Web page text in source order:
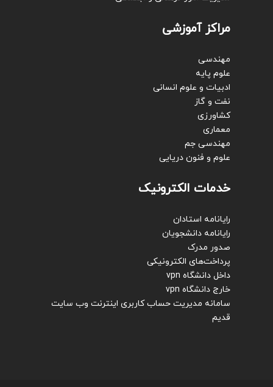
مراکز آموزشی
مهندسی
علوم پایه
ادبیات و علوم انسانی
نفت و گاز
کشاورزی
معماری
مهندسی جم
علوم و فنون دریایی
خدمات الکترونیک
رایانامه استادان
رایانامه دانشجویان
صدور مدرک
پرداخت‌های الکترونیکی
داخل دانشگاه vpn
خارج دانشگاه vpn
سامانه مدیریت حساب کاربری اینترنت وب سایت
قدیم